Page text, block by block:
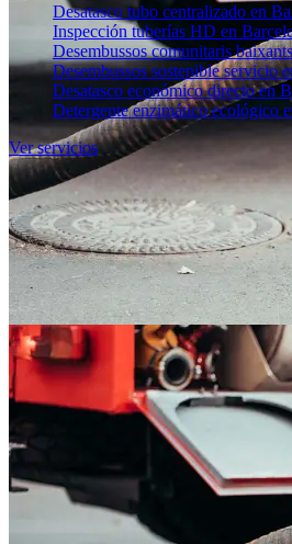
Desatasco tubo centralizado en
Inspección tuberías HD en
Desembussos comunitaris
Desembussos sostenible servicio
Desatasco económico directo en
Detergente enzimático ecológico
Ver servicios